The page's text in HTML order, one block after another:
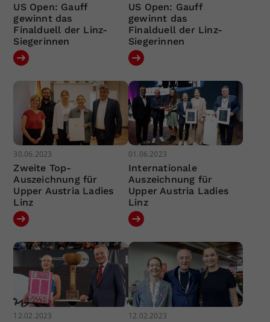
US Open: Gauff
gewinnt das
Finalduell der Linz-
Siegerinnen
US Open: Gauff
gewinnt das
Finalduell der Linz-
Siegerinnen
30.06.2023
Zweite Top-
Auszeichnung für
Upper Austria Ladies
Linz
01.06.2023
Internationale
Auszeichnung für
Upper Austria Ladies
Linz
12.02.2023 12.02.2023